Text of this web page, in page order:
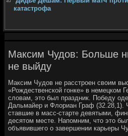
катастрофа
Максим Чудов: Больше
не выйду
Максим Чудов не расстроен своим
«Рождественской гонке» в немецком
словам, это был праздник. Победу
Дальмайер и Флориан Граф (32.28,1).
ставшие в масс-старте девятыми,
десятом месте. Напомним, что это
объявившего о завершении карьеры